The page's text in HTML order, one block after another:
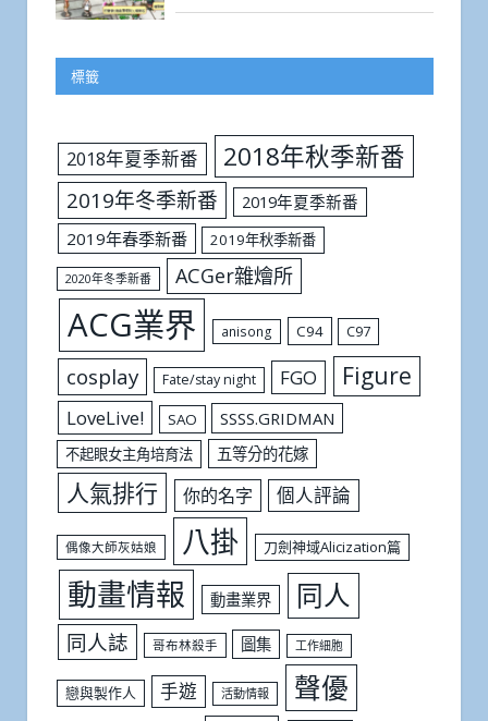
標籤
2018年夏季新番 2018年秋季新番
2019年冬季新番
2019年夏季新番
2019年春季新番
2019年秋季新番
2020年冬季新番 ACGer雜燴所
ACG業界 anisong C94 C97
cosplay Fate/stay night FGO Figure
LoveLive! SAO SSSS.GRIDMAN
不起眼女主角培育法 五等分的花嫁
人氣排行 你的名字 個人評論
偶像大師灰姑娘 八掛 刀劍神域Alicization篇
動畫情報 動畫業界 同人
同人誌 哥布林殺手 圖集 工作細胞
戀與製作人 手遊 活動情報 聲優